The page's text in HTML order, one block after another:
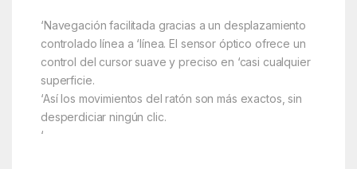
‘Navegación facilitada gracias a un desplazamiento
controlado línea a ‘línea. El sensor óptico ofrece un
control del cursor suave y preciso en ‘casi cualquier
superficie.
‘Así los movimientos del ratón son más exactos, sin
desperdiciar ningún clic.
‘